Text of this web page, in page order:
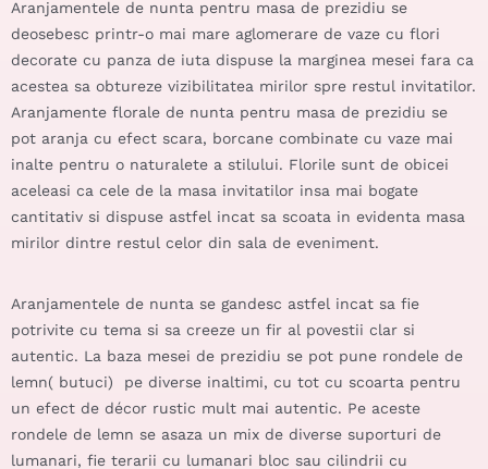
Aranjamentele de nunta pentru masa de prezidiu se
deosebesc printr-o mai mare aglomerare de vaze cu flori
decorate cu panza de iuta dispuse la marginea mesei fara ca
acestea sa obtureze vizibilitatea mirilor spre restul invitatilor.
Aranjamente florale de nunta pentru masa de prezidiu se
pot aranja cu efect scara, borcane combinate cu vaze mai
inalte pentru o naturalete a stilului. Florile sunt de obicei
aceleasi ca cele de la masa invitatilor insa mai bogate
cantitativ si dispuse astfel incat sa scoata in evidenta masa
mirilor dintre restul celor din sala de eveniment.
Aranjamentele de nunta se gandesc astfel incat sa fie
potrivite cu tema si sa creeze un fir al povestii clar si
autentic. La baza mesei de prezidiu se pot pune rondele de
lemn( butuci) pe diverse inaltimi, cu tot cu scoarta pentru
un efect de décor rustic mult mai autentic. Pe aceste
rondele de lemn se asaza un mix de diverse suporturi de
lumanari, fie terarii cu lumanari bloc sau cilindrii cu